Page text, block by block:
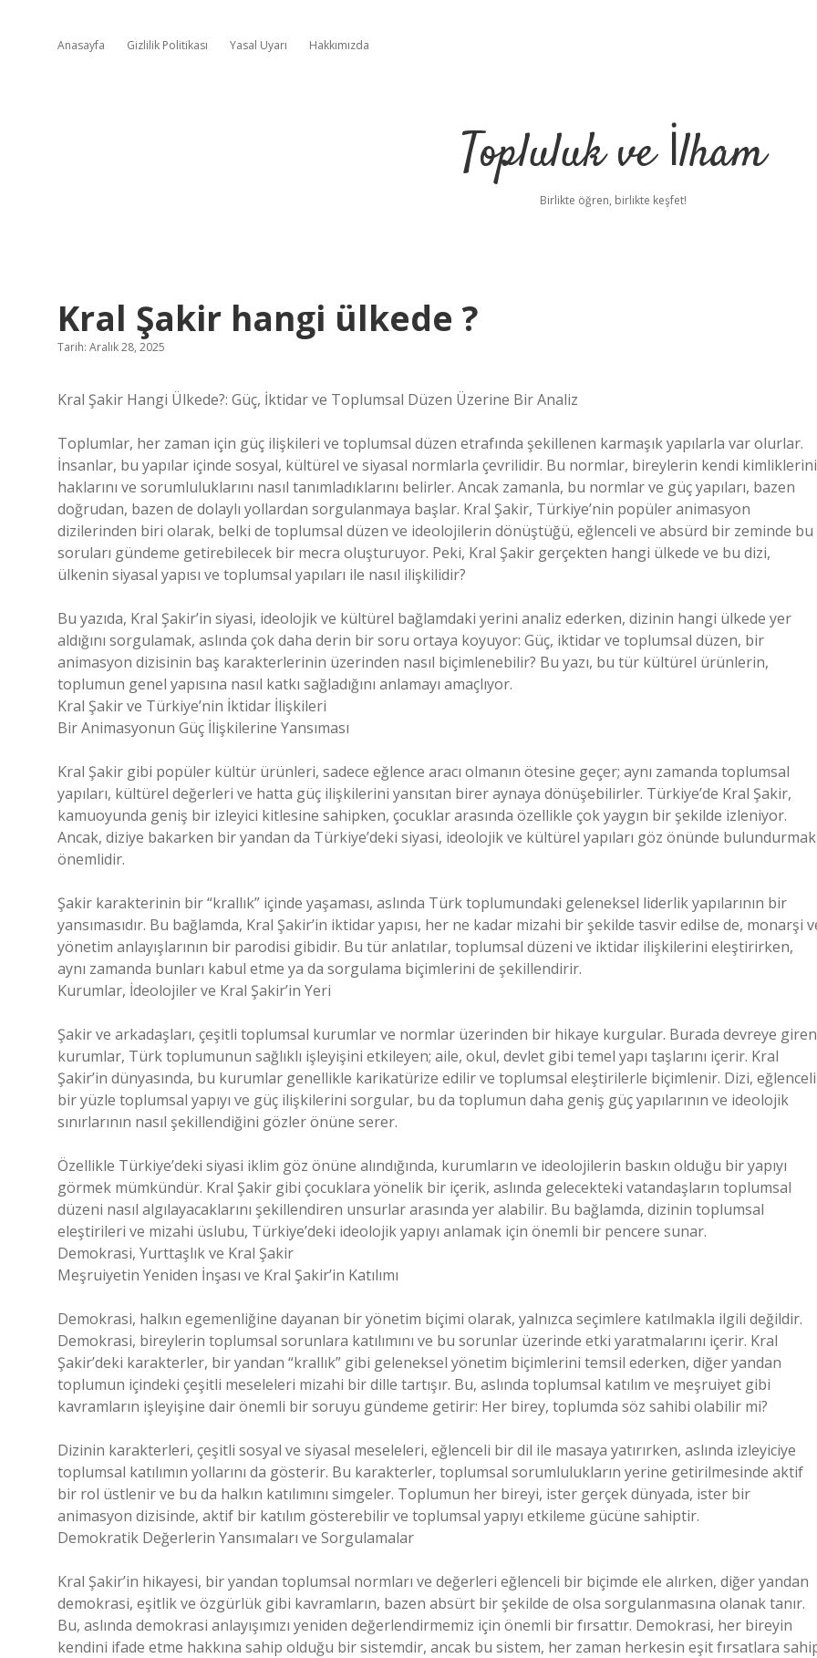
Anasayfa Gizlilik Politikası Yasal Uyarı Hakkımızda
Topluluk ve İlham
Birlikte öğren, birlikte keşfet!
Kral Şakir hangi ülkede ?
Tarih: Aralık 28, 2025
Kral Şakir Hangi Ülkede?: Güç, İktidar ve Toplumsal Düzen Üzerine Bir Analiz
Toplumlar, her zaman için güç ilişkileri ve toplumsal düzen etrafında şekillenen karmaşık yapılarla var olurlar.
İnsanlar, bu yapılar içinde sosyal, kültürel ve siyasal normlarla çevrilidir. Bu normlar, bireylerin kendi
haklarını ve sorumluluklarını nasıl tanımladıklarını belirler. Ancak zamanla, bu normlar ve güç yapıları, bazen
doğrudan, bazen de dolaylı yollardan sorgulanmaya başlar. Kral Şakir, Türkiye’nin popüler animasyon
dizilerinden biri olarak, belki de toplumsal düzen ve ideolojilerin dönüştüğü, eğlenceli ve absürd bir zeminde bu
soruları gündeme getirebilecek bir mecra oluşturuyor. Peki, Kral Şakir gerçekten hangi ülkede ve bu dizi,
ülkenin siyasal yapısı ve toplumsal yapıları ile nasıl ilişkilidir?
Bu yazıda, Kral Şakir’in siyasi, ideolojik ve kültürel bağlamdaki yerini analiz ederken, dizinin hangi ülkede yer
aldığını sorgulamak, aslında çok daha derin bir soru ortaya koyuyor: Güç, iktidar ve toplumsal düzen, bir
animasyon dizisinin baş karakterlerinin üzerinden nasıl biçimlenebilir? Bu yazı, bu tür kültürel ürünlerin,
toplumun genel yapısına nasıl katkı sağladığını anlamayı amaçlıyor.
Kral Şakir ve Türkiye’nin İktidar İlişkileri
Bir Animasyonun Güç İlişkilerine Yansıması
Kral Şakir gibi popüler kültür ürünleri, sadece eğlence aracı olmanın ötesine geçer; aynı zamanda toplumsal
yapıları, kültürel değerleri ve hatta güç ilişkilerini yansıtan birer aynaya dönüşebilirler. Türkiye’de Kral Şakir,
kamuoyunda geniş bir izleyici kitlesine sahipken, çocuklar arasında özellikle çok yaygın bir şekilde izleniyor.
Ancak, diziye bakarken bir yandan da Türkiye’deki siyasi, ideolojik ve kültürel yapıları göz önünde bulundurmak
önemlidir.
Şakir karakterinin bir “krallık” içinde yaşaması, aslında Türk toplumundaki geleneksel liderlik yapılarının bir
yansımasıdır. Bu bağlamda, Kral Şakir’in iktidar yapısı, her ne kadar mizahi bir şekilde tasvir edilse de, monarşi
yönetim anlayışlarının bir parodisi gibidir. Bu tür anlatılar, toplumsal düzeni ve iktidar ilişkilerini eleştirirken,
aynı zamanda bunları kabul etme ya da sorgulama biçimlerini de şekillendirir.
Kurumlar, İdeolojiler ve Kral Şakir’in Yeri
Şakir ve arkadaşları, çeşitli toplumsal kurumlar ve normlar üzerinden bir hikaye kurgular. Burada devreye giren
kurumlar, Türk toplumunun sağlıklı işleyişini etkileyen; aile, okul, devlet gibi temel yapı taşlarını içerir. Kral
Şakir’in dünyasında, bu kurumlar genellikle karikatürize edilir ve toplumsal eleştirilerle biçimlenir. Dizi, eğlenceli
bir yüzle toplumsal yapıyı ve güç ilişkilerini sorgular, bu da toplumun daha geniş güç yapılarının ve ideolojik
sınırlarının nasıl şekillendiğini gözler önüne serer.
Özellikle Türkiye’deki siyasi iklim göz önüne alındığında, kurumların ve ideolojilerin baskın olduğu bir yapıyı
görmek mümkündür. Kral Şakir gibi çocuklara yönelik bir içerik, aslında gelecekteki vatandaşların toplumsal
düzeni nasıl algılayacaklarını şekillendiren unsurlar arasında yer alabilir. Bu bağlamda, dizinin toplumsal
eleştirileri ve mizahi üslubu, Türkiye’deki ideolojik yapıyı anlamak için önemli bir pencere sunar.
Demokrasi, Yurttaşlık ve Kral Şakir
Meşruiyetin Yeniden İnşası ve Kral Şakir’in Katılımı
Demokrasi, halkın egemenliğine dayanan bir yönetim biçimi olarak, yalnızca seçimlere katılmakla ilgili değildir.
Demokrasi, bireylerin toplumsal sorunlara katılımını ve bu sorunlar üzerinde etki yaratmalarını içerir. Kral
Şakir’deki karakterler, bir yandan “krallık” gibi geleneksel yönetim biçimlerini temsil ederken, diğer yandan
toplumun içindeki çeşitli meseleleri mizahi bir dille tartışır. Bu, aslında toplumsal katılım ve meşruiyet gibi
kavramların işleyişine dair önemli bir soruyu gündeme getirir: Her birey, toplumda söz sahibi olabilir mi?
Dizinin karakterleri, çeşitli sosyal ve siyasal meseleleri, eğlenceli bir dil ile masaya yatırırken, aslında izleyiciye
toplumsal katılımın yollarını da gösterir. Bu karakterler, toplumsal sorumlulukların yerine getirilmesinde aktif
bir rol üstlenir ve bu da halkın katılımını simgeler. Toplumun her bireyi, ister gerçek dünyada, ister bir
animasyon dizisinde, aktif bir katılım gösterebilir ve toplumsal yapıyı etkileme gücüne sahiptir.
Demokratik Değerlerin Yansımaları ve Sorgulamalar
Kral Şakir’in hikayesi, bir yandan toplumsal normları ve değerleri eğlenceli bir biçimde ele alırken, diğer yandan
demokrasi, eşitlik ve özgürlük gibi kavramların, bazen absürt bir şekilde de olsa sorgulanmasına olanak tanır.
Bu, aslında demokrasi anlayışımızı yeniden değerlendirmemiz için önemli bir fırsattır. Demokrasi, her bireyin
kendini ifade etme hakkına sahip olduğu bir sistemdir, ancak bu sistem, her zaman herkesin eşit fırsatlara